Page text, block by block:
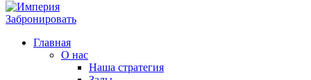
Забронировать
Главная
О нас
Наша стратегия